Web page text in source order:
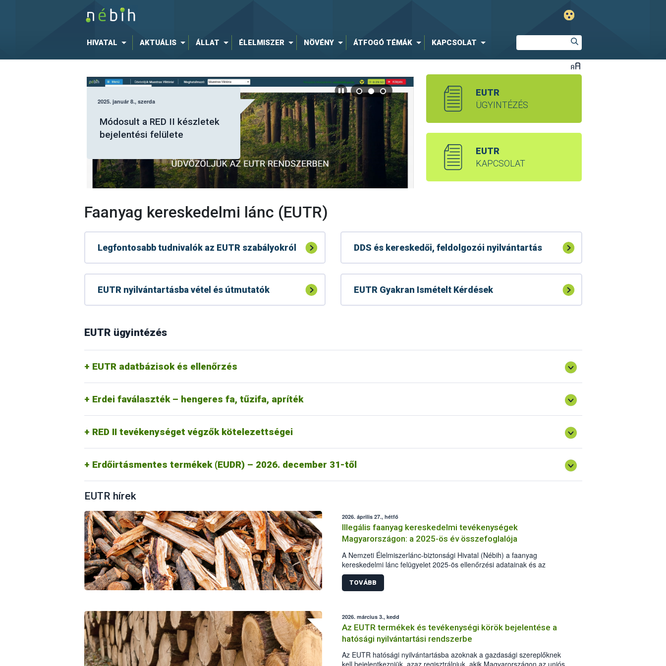
HIVATAL AKTUÁLIS ÁLLAT ÉLELMISZER NÖVÉNY ÁTFOGÓ TÉMÁK KAPCSOLAT
elektronikus felületén kell
jelenteni a fásításban
Faanyag kereskedelmi lánc (EUTR)
EUTR
ÜGYINTÉZÉS
EUTR
KAPCSOLAT
Legfontosabb tudnivalók az EUTR szabályokról
EUTR nyilvántartásba vétel és útmutatók
DDS és kereskedői, feldolgozói nyilvántartás
EUTR Gyakran Ismételt Kérdések
EUTR ügyintézés
EUTR adatbázisok és ellenőrzés
Erdei faválaszték – hengeres fa, tűzifa, apríték
RED II tevékenységet végzők kötelezettségei
A RED II tevékenységet végzőknek bejelentési kötelezettségük van a Nébih felé
Módosult a RED II készletek bejelentési felülete
RED II GYIK
Erdőirtásmentes termékek (EUDR) – 2026. december 31-től
EUTR hírek
2026. április 27., hétfő
Illegális faanyag kereskedelmi tevékenységek
Magyarországon: a 2025-ös év összefoglalója
A Nemzeti Élelmiszerlánc-biztonsági Hivatal (Nébih) a faanyag
kereskedelmi lánc felügyelet 2025-ös ellenőrzési adatainak és az
illegális fakitermelés esetében más hatóságok, szervek statisztikai adatai
alapján elkészítette a hazai illegális fakitermelés és kereskedelem
helyzetéről szóló összefoglalóját. A 2025-ös elemzés már kilenc év
szabott ki bírságot a hatóság. Emellett 110 köbméter elkobzott faanyag
ingyenes átadására került sor, elsősorban a pályázó önkormányzatok
részére.
TOVÁBB
2026. március 3., kedd
Az EUTR termékek és tevékenységi körök bejelentése a
hatósági nyilvántartási rendszerbe
Az EUTR hatósági nyilvántartásba azoknak a gazdasági szereplőknek